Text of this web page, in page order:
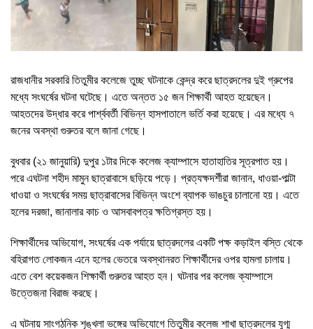
রাজধানীর সরকারি তিতুমীর কলেজে তুচ্ছ ঘটনাকে কেন্দ্র করে ছাত্রদলের দুই গ্রুপের
মধ্যে সংঘর্ষের ঘটনা ঘটেছে। এতে অন্তত ১৫ জন শিক্ষার্থী আহত হয়েছেন।
আহতদের উদ্ধার করে পার্শ্ববর্তী বিভিন্ন হাসপাতালে ভর্তি করা হয়েছে। এর মধ্যে ৭
জনের অবস্থা গুরুতর বলে জানা গেছে।
বুধবার (২১ জানুয়ারি) দুপুর ১টার দিকে কলেজ ক্যাম্পাসে হাতাহাতির সূত্রপাত হয়।
পরে এঘটনা শহীদ মামুন ছাত্রাবাসে ছড়িয়ে পড়ে। প্রত্যক্ষদর্শীরা জানান, ধাওয়া-পাল্টা
ধাওয়া ও সংঘর্ষের সময় ছাত্রাবাসের বিভিন্ন অংশে ব্যাপক ভাঙচুর চালানো হয়। এতে
হলের দরজা, জানালার কাচ ও আসবাবপত্র ক্ষতিগ্রস্ত হয়।
শিক্ষার্থীদের অভিযোগ, সংঘর্ষের এক পর্যায়ে ছাত্রদলের একটি পক্ষ কড়াইল বস্তি থেকে
বহিরাগত লোকজন এনে হলের ভেতরে অবস্থানরত শিক্ষার্থীদের ওপর হামলা চালায়।
এতে বেশ কয়েকজন শিক্ষার্থী গুরুতর আহত হন। ঘটনার পর কলেজ ক্যাম্পাসে
উত্তেজনা বিরাজ করছে।
এ ঘটনায় সাংগঠনিক শৃঙ্খলা ভঙ্গের অভিযোগে তিতুমীর কলেজ শাখা ছাত্রদলের যুগ্ম